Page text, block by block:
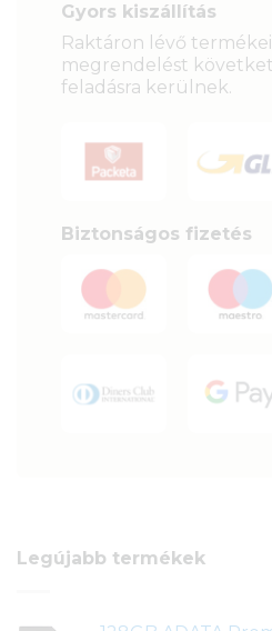
Gyors kiszállítás
Raktáron lévő
megrendelést
feladásra kerülnek.
Biztonságos fizetés
Legújabb termékek